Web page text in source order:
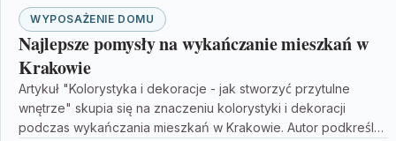
WYPOSAŻENIE DOMU
Najlepsze pomysły na wykańczanie mieszkań w
Krakowie
Artykuł "Kolorystyka i dekoracje - jak stworzyć przytulne
wnętrze" skupia się na znaczeniu kolorystyki i dekoracji
podczas wykańczania mieszkań w Krakowie. Autor podkreśla,